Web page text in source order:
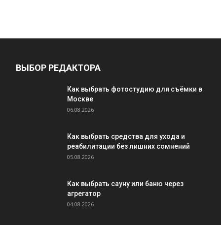
ВЫБОР РЕДАКТОРА
Как выбрать фотостудию для съёмки в
Москве
06.08.2026
Как выбрать средства для ухода и
реабилитации без лишних сомнений
05.08.2026
Как выбрать сауну или баню через
агрегатор
04.08.2026